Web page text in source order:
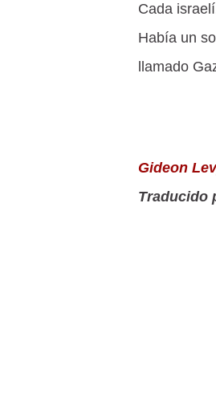
Cada
Había un
llamado
Gideon
Traducido